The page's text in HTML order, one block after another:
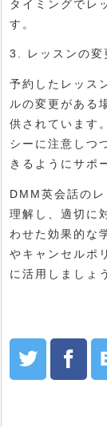
タイミングでレ
す。
3. レッスンの変
予約したレッス
ルの変更がある
供されています
シーに注意しつ
きるようにサポ
DMM英会話の
理解し、適切に
わせた効果的な
やキャンセルポ
に活用しましょ